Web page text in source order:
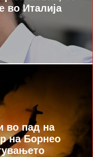
во Италија
во пад на
на Борнео